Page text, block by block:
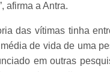
afirma a Antra.
das vítimas tinha
de vida de uma
em outras